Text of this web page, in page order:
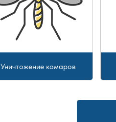
Уничтожение комаров